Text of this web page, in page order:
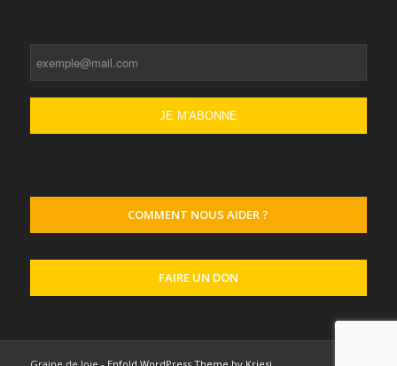
COMMENT NOUS AIDER ?
FAIRE UN DON